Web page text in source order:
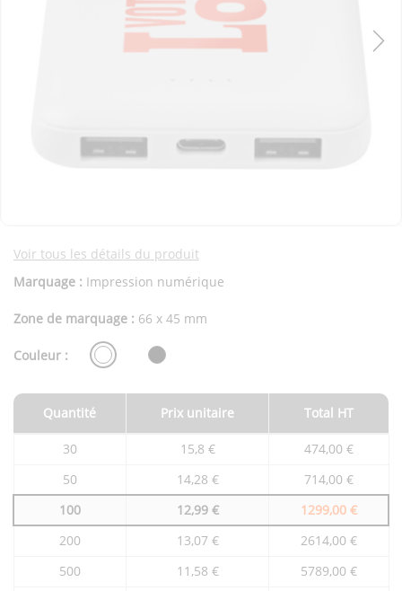
Voir tous les détails du produit
Marquage : Impression numérique
Zone de marquage : 66 x 45 mm
Couleur :
fonction
la
quantité
Quantité Prix unitaire Total HT
30 15,8 €
474,00 €
50
14,28 €
714,00 €
100
12,99 €
1299,00 €
200
13,07 €
2614,00 €
500
11,58 €
5789,00 €